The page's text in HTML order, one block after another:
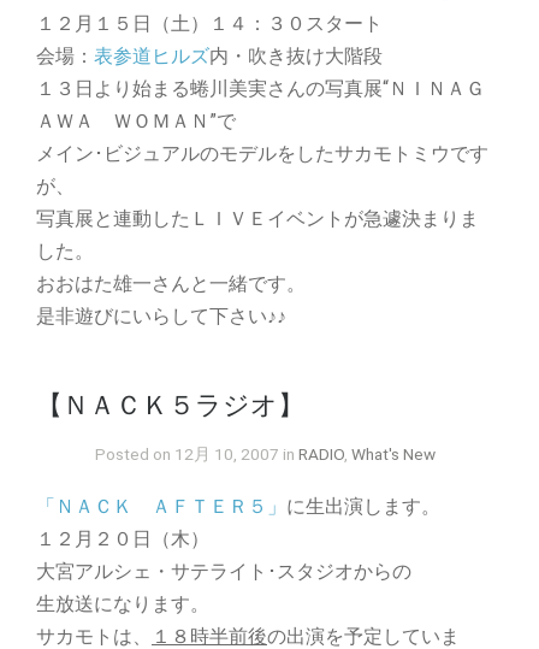
１２月１５日（土）１４：３０スタート
会場： 表参道ヒルズ内・吹き抜け大階段
１３日より始まる蜷川美実さんの写真展“ＮＩＮＡＧ
ＡＷＡ ＷＯＭＡＮ”で
メイン･ビジュアルのモデルをしたサカモトミウです
が、
写真展と連動したＬＩＶＥイベントが急遽決まりま
した。
おおはた雄一さんと一緒です。
是非遊びにいらして下さい♪♪
【ＮＡＣＫ５ラジオ】
Posted on 12月 10, 2007 in RADIO, What's New
「ＮＡＣＫ ＡＦＴＥＲ５」 に生出演します。
１２月２０日（木）
大宮アルシェ・サテライト･スタジオからの
生放送になります。
サカモトは、
１８時半前後の出演を予定していま